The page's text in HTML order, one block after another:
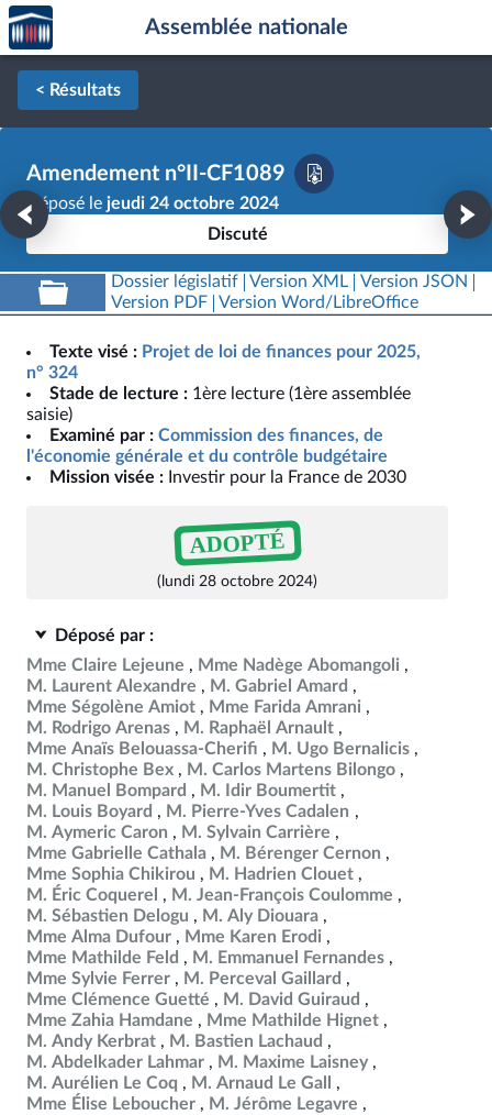
Aller au contenu
Aller en bas de la page
Accèder
à la
page
d'accueil
Assemblée nationale
< Résultats
Amendement n°II-CF1089
Déposé le jeudi 24 octobre 2024
Discuté
Dossier législatif Version XML
Version JSON
Version PDF
Version Word/LibreOffice
Texte visé : Projet de loi de finances pour 2025,
n° 324
Stade de lecture : 1ère lecture (1ère assemblée
saisie)
Examiné par : Commission des finances, de
l'économie générale et du contrôle budgétaire
Mission visée : Investir pour la France de 2030
ADOPTÉ
(lundi 28 octobre 2024)
Déposé par :
Mme Claire Lejeune
Mme Nadège Abomangoli
M. Laurent Alexandre
M. Gabriel Amard
Mme Ségolène Amiot
Mme Farida Amrani
M. Rodrigo Arenas
M. Raphaël Arnault
Mme Anaïs Belouassa-Cherifi
M. Ugo Bernalicis
M. Christophe Bex
M. Carlos Martens Bilongo
M. Manuel Bompard
M. Idir Boumertit
M. Louis Boyard
M. Pierre-Yves Cadalen
M. Aymeric Caron
M. Sylvain Carrière
Mme Gabrielle Cathala
M. Bérenger Cernon
Mme Sophia Chikirou
M. Hadrien Clouet
M. Éric Coquerel
M. Jean-François Coulomme
M. Sébastien Delogu
M. Aly Diouara
Mme Alma Dufour
Mme Karen Erodi
Mme Mathilde Feld
M. Emmanuel Fernandes
Mme Sylvie Ferrer
M. Perceval Gaillard
Mme Clémence Guetté
M. David Guiraud
Mme Zahia Hamdane
Mme Mathilde Hignet
M. Andy Kerbrat
M. Bastien Lachaud
M. Abdelkader Lahmar
M. Maxime Laisney
M. Aurélien Le Coq
M. Arnaud Le Gall
Mme Élise Leboucher
M. Jérôme Legavre